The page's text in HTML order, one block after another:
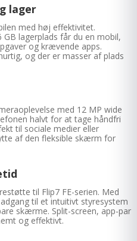
lager
med høj effektivitet.
lagerplads får du en mobil,
og krævende apps.
og der er masser af plads
med 12 MP wide
halvt for at tage håndfri
til sociale medier eller
af den fleksible skærm for
til Flip7 FE-serien. Med
til et intuitivt styresystem
skærme. Split-screen, app-par
og effektivt.